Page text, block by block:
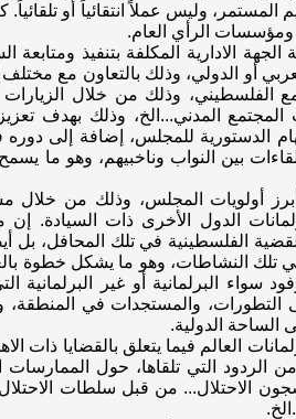
وليس عملاً انتقائياً أو
ومؤسسات الرأي العام.
الجهة الادارية المكلفة بتنفيذ
أو الدولي، وذلك بالتعاون مع
الفلسطيني، وذلك من خلال
المدني...الخ، وذلك بهدف
الدستورية للمجلس، إضافة إلى
بين النواب وناخبيهم، وهو ما
أبرز أولويات المجلس، وذلك من
الدول الأخرى ذات السيادة.
الفلسطينية في تلك المحافل،
تلك النشاطات، وهو ما يشكل خطوة
سواء البرلمانية أو غير البرلمانية
التطورات، والمستجدات في
الساحة الدولية.
العالم فيما يتعلق بالقضايا ذات
الردود التي تلقاها، حول
الاحتلال... من قبل سلطات